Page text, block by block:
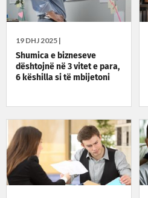
19 DHJ 2025 |
Shumica e bizneseve
dështojnë në 3 vitet e para,
6 këshilla si të mbijetoni